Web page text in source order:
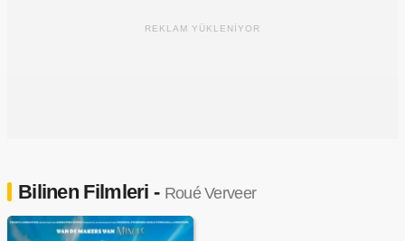
REKLAM YÜKLENİYOR
Bilinen Filmleri - Roué Verveer